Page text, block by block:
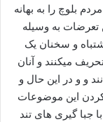
بلوچ را به بهانه
تعرضات به وسیله
و سخنان یک
میکنند و آنان
و و در این حال و
این موضوعات
جبا گیری های تند